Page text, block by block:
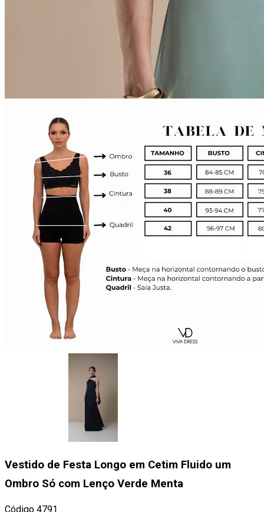
Vestido de Festa Longo em Cetim Fluido um
Ombro Só com Lenço Verde Menta
Código 4791